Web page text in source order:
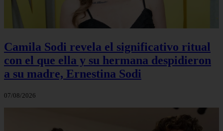
Camila Sodi revela el significativo ritual
con el que ella y su hermana despidieron
a su madre, Ernestina Sodi
07/08/2026